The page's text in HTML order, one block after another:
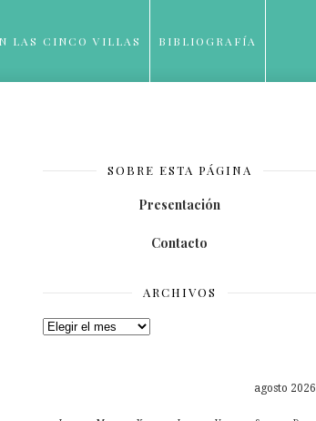
LAS CINCO VILLAS BIBLIOGRAFÍA
SOBRE ESTA PÁGINA
Presentación
Contacto
ARCHIVOS
Archivos
agosto 2026